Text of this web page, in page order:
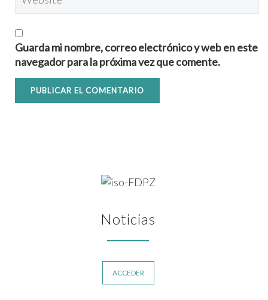
Guarda mi nombre, correo electrónico y web en este
navegador para la próxima vez que comente.
Noticias
ACCEDER